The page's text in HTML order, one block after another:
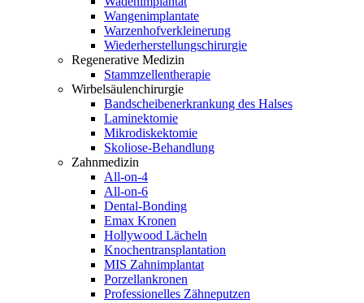
Wangenimplantate
Warzenhofverkleinerung
Wiederherstellungschirurgie
Regenerative Medizin
Stammzellentherapie
Wirbelsäulenchirurgie
Bandscheibenerkrankung des Halses
Laminektomie
Mikrodiskektomie
Skoliose-Behandlung
Zahnmedizin
All-on-4
All-on-6
Dental-Bonding
Emax Kronen
Hollywood Lächeln
Knochentransplantation
MIS Zahnimplantat
Porzellankronen
Professionelles Zähneputzen